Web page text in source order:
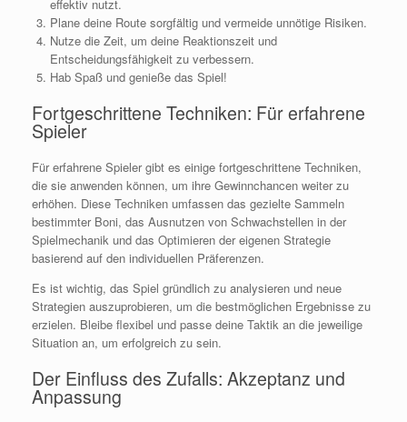
effektiv nutzt.
Plane deine Route sorgfältig und vermeide unnötige Risiken.
Nutze die Zeit, um deine Reaktionszeit und
Entscheidungsfähigkeit zu verbessern.
Hab Spaß und genieße das Spiel!
Fortgeschrittene Techniken: Für erfahrene
Spieler
Für erfahrene Spieler gibt es einige fortgeschrittene Techniken,
die sie anwenden können, um ihre Gewinnchancen weiter zu
erhöhen. Diese Techniken umfassen das gezielte Sammeln
bestimmter Boni, das Ausnutzen von Schwachstellen in der
Spielmechanik und das Optimieren der eigenen Strategie
basierend auf den individuellen Präferenzen.
Es ist wichtig, das Spiel gründlich zu analysieren und neue
Strategien auszuprobieren, um die bestmöglichen Ergebnisse zu
erzielen. Bleibe flexibel und passe deine Taktik an die jeweilige
Situation an, um erfolgreich zu sein.
Der Einfluss des Zufalls: Akzeptanz und
Anpassung